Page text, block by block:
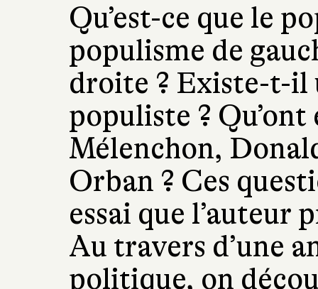
Qu’est-ce que le
populisme de
droite ? Existe-t-il
populiste ?
Mélenchon,
Orban ? Ces
essai que l’auteur
Au travers d’une
politique, on